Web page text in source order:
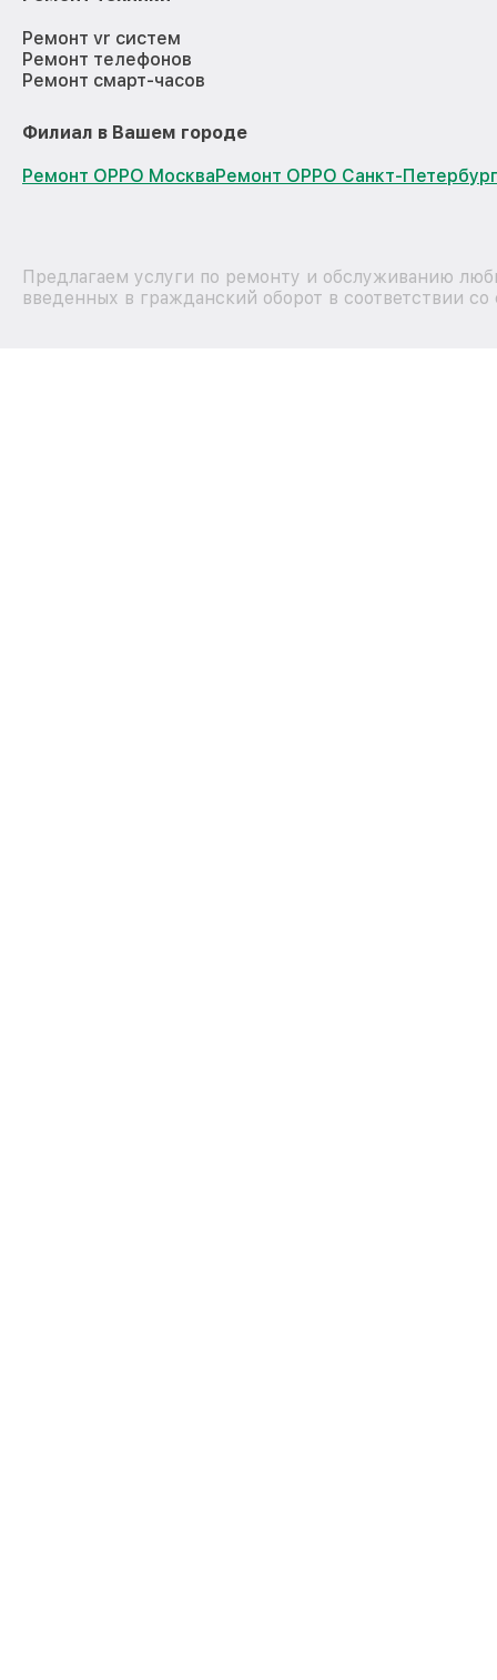
Ремонт vr систем
Ремонт телефонов
Ремонт смарт-часов
Филиал в Вашем городе
Ремонт OPPO МоскваРемонт OPPO Санкт-Петербург
Предлагаем услуги по ремонту и обслуживанию
введенных в гражданский оборот в соответствии